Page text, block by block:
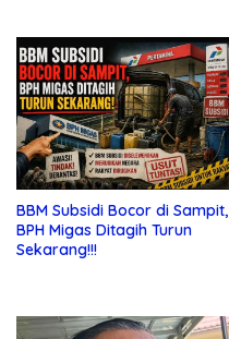
BBM Subsidi Bocor di Sampit,
BPH Migas Ditagih Turun
Sekarang!!!